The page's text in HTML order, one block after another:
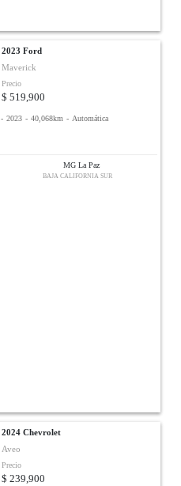
2023 Ford
Maverick
Precio
$ 519,900
- 2023 - 40,068km - Automática
MG La Paz
BAJA CALIFORNIA SUR
2024 Chevrolet
Aveo
Precio
$ 239,900